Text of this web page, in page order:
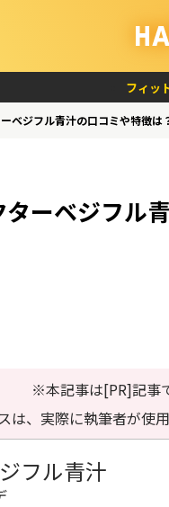
フィッ
ーベジフル青汁の口コミや特徴
ターベジフル
※本記事は[PR]記事
、実際に執筆者が使
フル青汁